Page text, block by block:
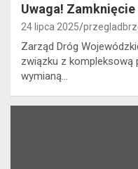
Uwaga!
24 lipca 2025
Zarząd Dróg
związku z kompleksową
wymianą…